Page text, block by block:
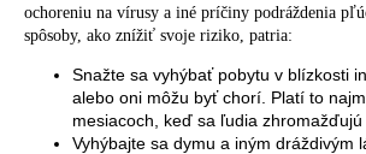
ochoreniu na vírusy a iné príčiny podráždenia
spôsoby, ako znížiť svoje riziko, patria:
Snažte sa vyhýbať pobytu v blízkosti
alebo oni môžu byť chorí. Platí to
mesiacoch, keď sa ľudia zhromažďujú
Vyhýbajte sa dymu a iným dráždivým